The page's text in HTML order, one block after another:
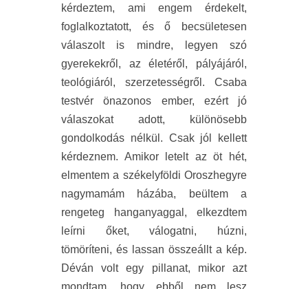
kérdeztem, ami engem érdekelt,
foglalkoztatott, és ő becsületesen
válaszolt is mindre, legyen szó
gyerekekről, az életéről, pályájáról,
teológiáról, szerzetességről. Csaba
testvér önazonos ember, ezért jó
válaszokat adott, különösebb
gondolkodás nélkül. Csak jól kellett
kérdeznem. Amikor letelt az öt hét,
elmentem a székelyföldi Oroszhegyre
nagymamám házába, beültem a
rengeteg hanganyaggal, elkezdtem
leírni őket, válogatni, húzni,
tömöríteni, és lassan összeállt a kép.
Déván volt egy pillanat, mikor azt
mondtam, hogy ebből nem lesz